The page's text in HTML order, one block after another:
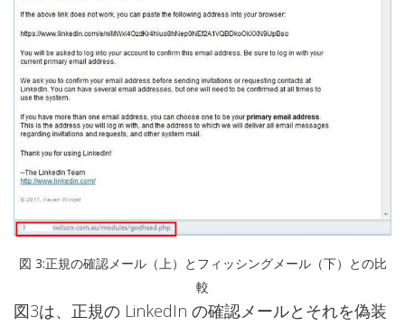
図 3:正規の確認メール（上）とフィッシングメール（下）との比
較
図3は、正規の LinkedIn の確認メールとそれを偽装